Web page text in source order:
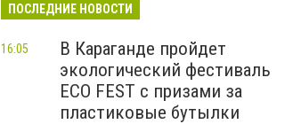
ПОСЛЕДНИЕ НОВОСТИ
В Караганде пройдет
экологический фестиваль
ECO FEST с призами за
пластиковые бутылки
16:05